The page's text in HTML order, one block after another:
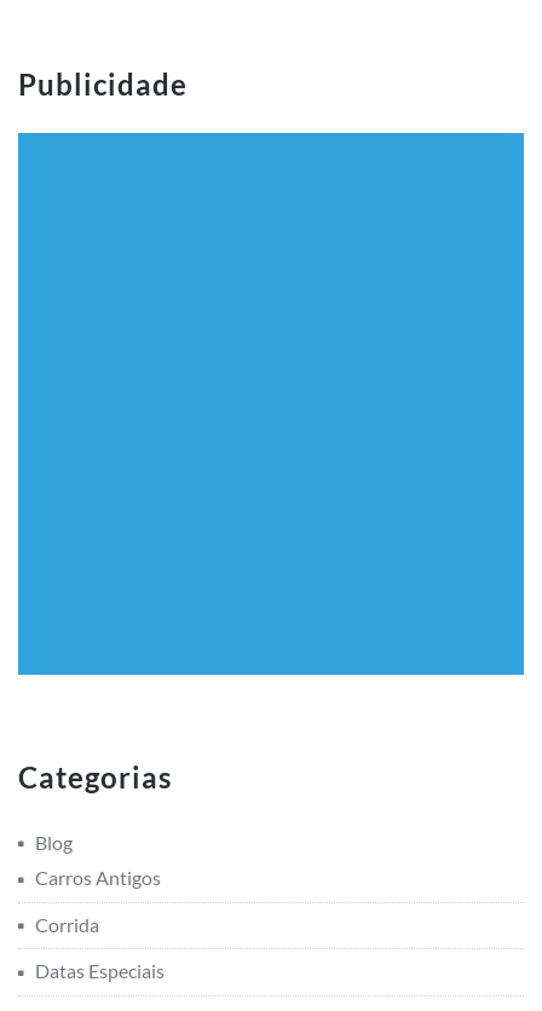
Manuais
Mecânica em Geral
Manuais do Proprietário
Manuais – Chevrolet